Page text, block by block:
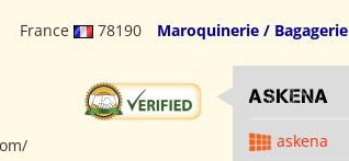
France 78190 Maroquinerie / Bagagerie
ASKENA
askena